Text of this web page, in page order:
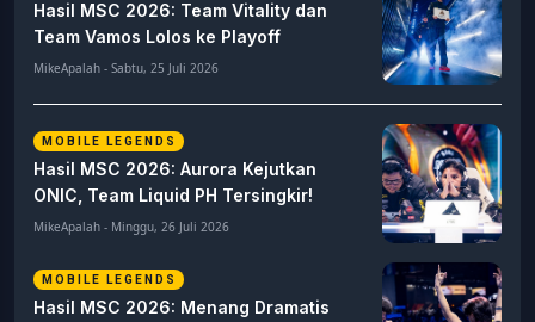
Hasil MSC 2026: Team Vitality dan
Team Vamos Lolos ke Playoff
MikeApalah - Sabtu, 25 Juli 2026
MOBILE LEGENDS
Hasil MSC 2026: Aurora Kejutkan
ONIC, Team Liquid PH Tersingkir!
MikeApalah - Minggu, 26 Juli 2026
MOBILE LEGENDS
Hasil MSC 2026: Menang Dramatis